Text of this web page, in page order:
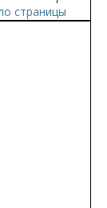
страницы